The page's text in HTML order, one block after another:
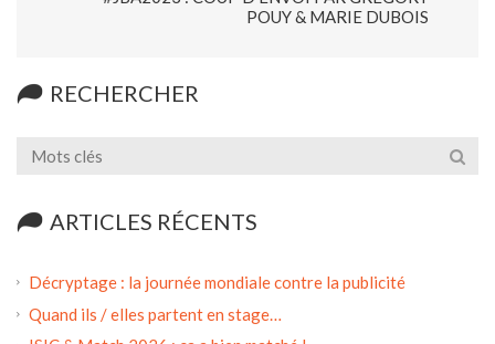
POUY & MARIE DUBOIS
RECHERCHER
ARTICLES RÉCENTS
Décryptage : la journée mondiale contre la publicité
Quand ils / elles partent en stage…